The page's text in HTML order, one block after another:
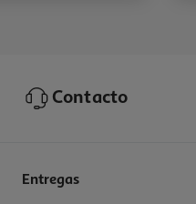
Contacto
Entregas